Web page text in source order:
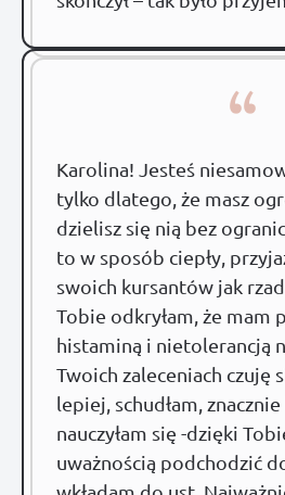
“
Karolina! Jesteś
tylko dlatego, że masz
dzielisz się nią bez
to w sposób ciepły,
swoich kursantów jak
Tobie odkryłam, że mam
histaminą i nietolerancją
Twoich zaleceniach czuję
lepiej, schudłam,
nauczyłam się -dzięki
uważnością podchodzić